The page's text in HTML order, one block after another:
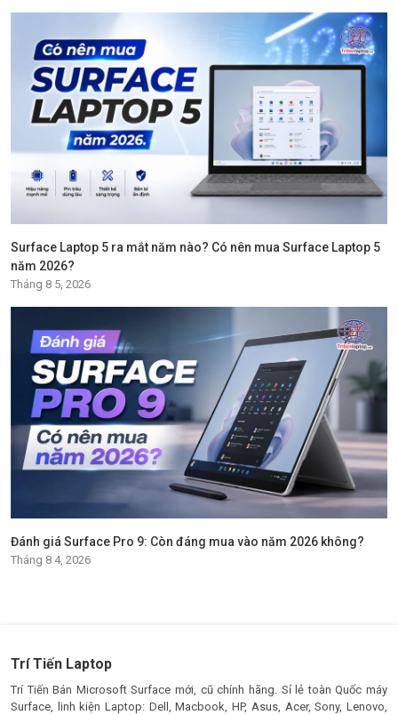
Surface Laptop 5 ra mắt năm nào? Có nên mua Surface Laptop 5
năm 2026?
Tháng 8 5, 2026
Đánh giá Surface Pro 9: Còn đáng mua vào năm 2026 không?
Tháng 8 4, 2026
Trí Tiến Laptop
Trí Tiến Bán Microsoft Surface mới, cũ chính hãng. Sỉ lẻ toàn Quốc máy
Surface, linh kiện Laptop: Dell, Macbook, HP, Asus, Acer, Sony, Lenovo,